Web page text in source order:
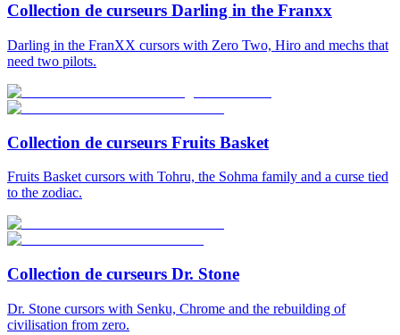
Collection de curseurs Darling in the Franxx
Darling in the FranXX cursors with Zero Two, Hiro and mechs that
need two pilots.
Collection de curseurs Fruits Basket
Fruits Basket cursors with Tohru, the Sohma family and a curse tied
to the zodiac.
Collection de curseurs Dr. Stone
Dr. Stone cursors with Senku, Chrome and the rebuilding of
civilisation from zero.